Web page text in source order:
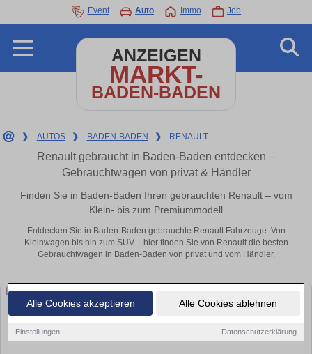
Alle Cookies akzeptieren Alle Cookies ablehnen
Einstellungen Datenschutzerklärung
Event Auto Immo Job
ANZEIGEN
MARKT-
BADEN-BADEN
❯ AUTOS ❯ BADEN-BADEN ❯ RENAULT
Renault gebraucht in Baden-Baden entdecken –
Gebrauchtwagen von privat & Händler
Finden Sie in Baden-Baden Ihren gebrauchten Renault – vom
Klein- bis zum Premiummodell
Entdecken Sie in Baden-Baden gebrauchte Renault Fahrzeuge. Von
Kleinwagen bis hin zum SUV – hier finden Sie von Renault die besten
Gebrauchtwagen in Baden-Baden von privat und vom Händler.